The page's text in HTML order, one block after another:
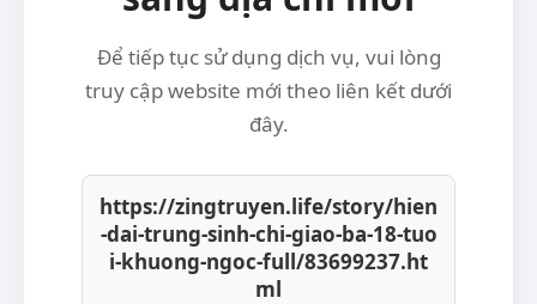
Để tiếp tục sử dụng dịch vụ, vui lòng
truy cập website mới theo liên kết dưới
đây.
https://zingtruyen.life/story/hien
-dai-trung-sinh-chi-giao-ba-18-tuo
i-khuong-ngoc-full/83699237.ht
ml